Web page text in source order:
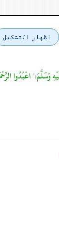
اظهار التشكيل
وَسَلَّمَ:" اعْبُدُوا